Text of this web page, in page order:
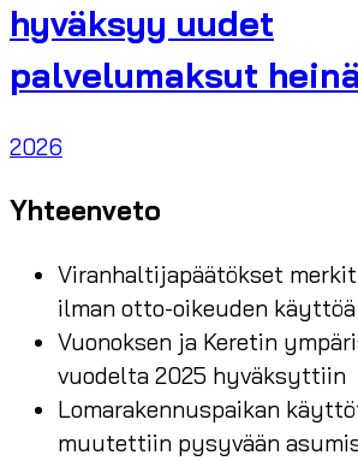
hyväksyy uudet
palvelumaksut
2026
Yhteenveto
Viranhaltijapäätökset
ilman otto-oikeuden käyttöä
Vuonoksen ja Keretin
vuodelta 2025 hyväksyttiin
Lomarakennuspaikan
muutettiin pysyvään